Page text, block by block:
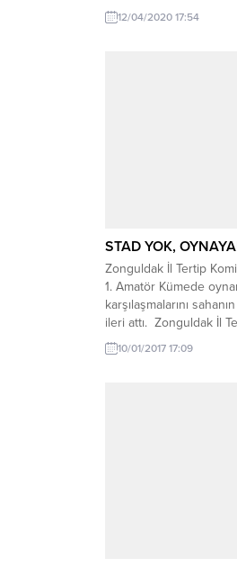
2029 oy kullanıldı.
499’unu alan
12/04/2020 17:54
STAD YOK,
Zonguldak İl Tertip
1. Amatör Kümede
karşılaşmalarını
ileri attı. Zonguldak İl
Beyçayırı Sahasının
temsilcisi Ereğli
10/01/2017 17:09